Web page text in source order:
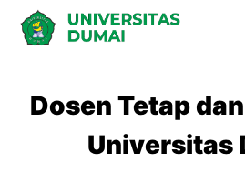
Dosen Tetap
Universitas